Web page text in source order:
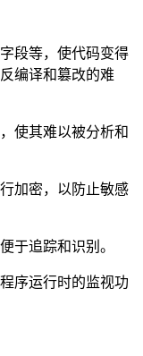
段等，使代码变得
编译和篡改的难
使其难以被分析和
加密，以防止敏感
于追踪和识别。
序运行时的监视功